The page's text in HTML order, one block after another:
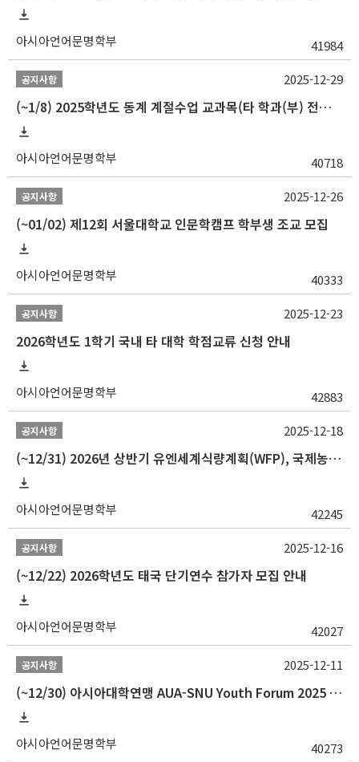
아시아언어문명학부 41984
공지사항
(~1/8) 2025학년도 동계 계절수업 교과목(타 학과(부) 전공 및 교양) 성적평가방법 선택제 신청 안내
아시아언어문명학부 40718
2025-12-29
공지사항
(~01/02) 제12회 서울대학교 인문학캠프 학부생 조교 모집
아시아언어문명학부 40333
2025-12-26
공지사항
2026학년도 1학기 국내 타 대학 학점교류 신청 안내
아시아언어문명학부 42883
2025-12-23
공지사항
(~12/31) 2026년 상반기 유엔세계식량계획(WFP), 국제농업개발기금(IFAD) 및 유엔아동기금(UNICEF) 인턴십 프로그램 참가자 모집
아시아언어문명학부 42245
2025-12-18
공지사항
(~12/22) 2026학년도 태국 단기연수 참가자 모집 안내
아시아언어문명학부 42027
2025-12-16
공지사항
(~12/30) 아시아대학연맹 AUA-SNU Youth Forum 2025 참가자 선발 안내
아시아언어문명학부 40273
2025-12-11